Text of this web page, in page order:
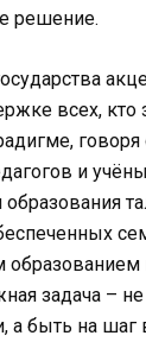
решение.
всех, кто
и
образованием
задача –
а быть на шаг